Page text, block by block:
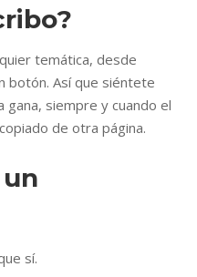
temática, desde
botón. Así que siéntete
siempre y cuando el
de otra página.
sí.